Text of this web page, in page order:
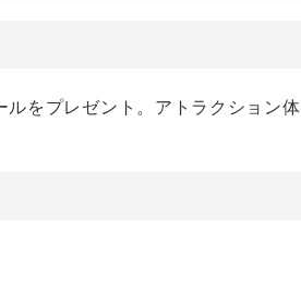
をプレゼント。アトラクション体